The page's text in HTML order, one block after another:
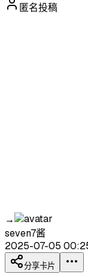
匿名投稿
→
seven7酱
2025-07-05
分享卡片